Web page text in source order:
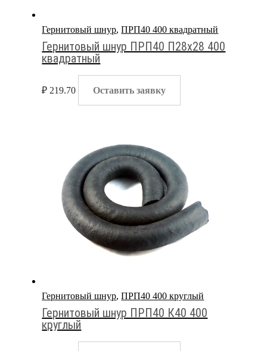
Гернитовый шнур,ПРП40 400 квадратный
Гернитовый шнур ПРП40 П28х28 400
квадратный
₽ 219.70 Оставить заявку
Гернитовый шнур,ПРП40 400 круглый
Гернитовый шнур ПРП40 К40 400
круглый